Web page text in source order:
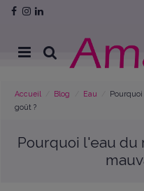
Accueil Blog Eau
goût ?
Pourquoi l'eau